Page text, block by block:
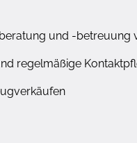
und -betreuung
regelmäßige